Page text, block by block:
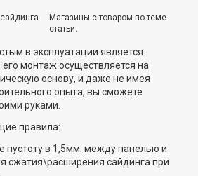
Магазины с товаром по теме
статьи:
в эксплуатации является
монтаж осуществляется на
основу, и даже не имея
опыта, вы сможете
руками.
правила:
пустоту в 1,5мм. между панелью и
сжатия\расширения сайдинга при